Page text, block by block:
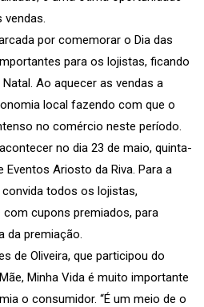
vendas.
por comemorar o Dia das
para os lojistas, ficando
Ao aquecer as vendas a
local fazendo com que o
no comércio neste período.
no dia 23 de maio, quinta-
Eventos Ariosto da Riva. Para a
convida todos os lojistas,
cupons premiados, para
da premiação.
de Oliveira, que participou do
Minha Vida é muito importante
o consumidor. “É um meio de o